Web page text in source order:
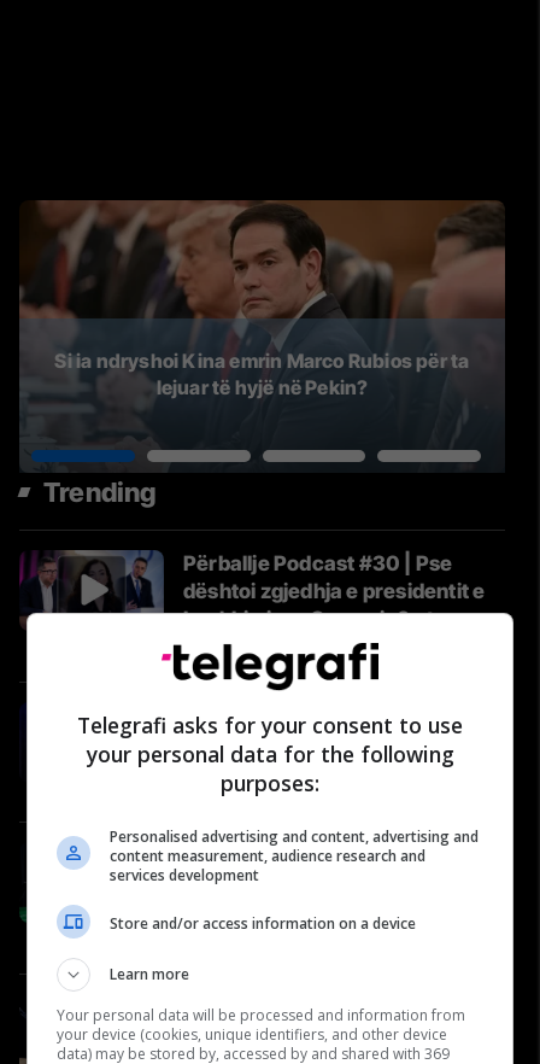
Si ia ndryshoi Kina emrin Marco Rubios për ta
lejuar të hyjë në Pekin?
Trending
Përballje Podcast #30 | Pse
dështoi zgjedhja e presidentit e
bashkimi me Osmanin? - tregon
Mustafa
Përballje
#72: Shëndeti në rend të parë -
Gjinekolog, Sebajdin Gjini
#88: Arena e Yjeve – Fidan
Shatri, U.D Drejtor Ekzekutiv në
Agjencinë për Sport
#73: Shëndeti në rend të parë -
Logopede, Mirgena Preniqi
Telegrafi asks for your consent to use
your personal data for the following
purposes:
Personalised advertising and content, advertising and
content measurement, audience research and
services development
Store and/or access information on a device
Learn more
Your personal data will be processed and information from
your device (cookies, unique identifiers, and other device
data) may be stored by, accessed by and shared with 369